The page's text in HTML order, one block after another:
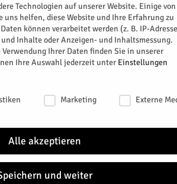
KINO GALERIE
00
Technologien auf unserer Website. Einige
uns helfen, diese Website und Ihre Erfahrung zu
können verarbeitet werden (z. B. IP-
Inhalte oder Anzeigen- und Inhaltsmessung.
Ihrer Daten finden Sie in unserer
Ihre Auswahl jederzeit unter Einstellungen
Marketing Externe
Alle akzeptieren
und weiter